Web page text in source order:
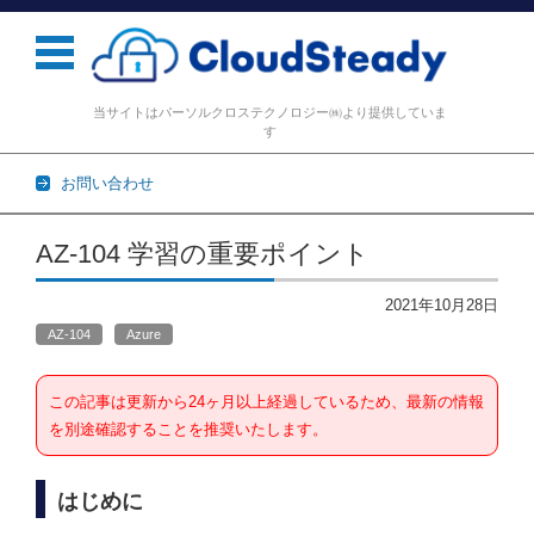
当サイトはパーソルクロステクノロジー㈱より提供していま
す
お問い合わせ
コンテンツに移動
AZ-104 学習の重要ポイント
2021年10月28日
AZ-104 Azure
この記事は更新から24ヶ月以上経過しているため、最新の情報
を別途確認することを推奨いたします。
はじめに